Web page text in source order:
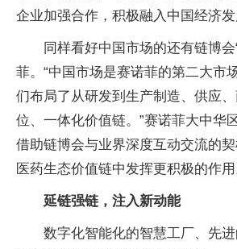
企业加强合作，积极融入中国经济发
同样看好中国市场的还有链博会
菲。“中国市场是赛诺菲的第二大市
们布局了从研发到生产制造、供应
位、一体化价值链。”赛诺菲大中华
借助链博会与业界深度互动交流的
医药生态价值链中发挥更积极的作用
延链强链，注入新动能
数字化智能化的智慧工厂、先进